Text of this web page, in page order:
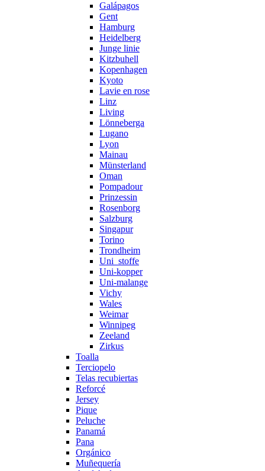
Galápagos
Gent
Hamburg
Heidelberg
Junge linie
Kitzbuhell
Kopenhagen
Kyoto
Lavie en rose
Linz
Living
Lönneberga
Lugano
Lyon
Mainau
Münsterland
Oman
Pompadour
Prinzessin
Rosenborg
Salzburg
Singapur
Torino
Trondheim
Uni_stoffe
Uni-kopper
Uni-malange
Vichy
Wales
Weimar
Winnipeg
Zeeland
Zirkus
Toalla
Terciopelo
Telas recubiertas
Reforcé
Jersey
Pique
Peluche
Panamá
Pana
Orgánico
Muñequería